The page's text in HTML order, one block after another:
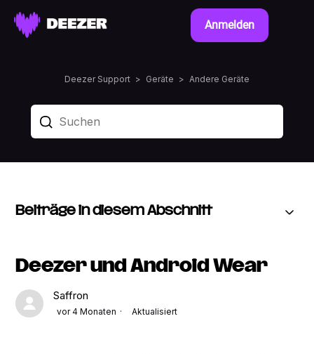
Anmelden
Deezer Support Geräte Andere Geräte
Beiträge in diesem Abschnitt
Deezer und Android Wear
Saffron
vor 4 Monaten Aktualisiert